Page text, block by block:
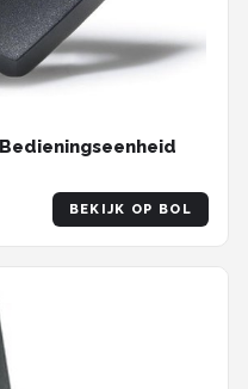
BEKIJK OP BOL